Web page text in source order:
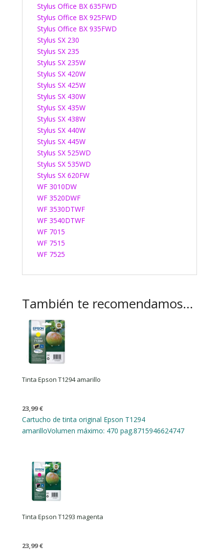
Stylus Office BX 635FWD
Stylus Office BX 925FWD
Stylus Office BX 935FWD
Stylus SX 230
Stylus SX 235
Stylus SX 235W
Stylus SX 420W
Stylus SX 425W
Stylus SX 430W
Stylus SX 435W
Stylus SX 438W
Stylus SX 440W
Stylus SX 445W
Stylus SX 525WD
Stylus SX 535WD
Stylus SX 620FW
WF 3010DW
WF 3520DWF
WF 3530DTWF
WF 3540DTWF
WF 7015
WF 7515
WF 7525
También te recomendamos…
Tinta Epson T1294 amarillo
23,99€
Cartucho de tinta original Epson T1294
amarilloVolumen máximo: 470 pag.8715946624747
Tinta Epson T1293 magenta
23,99€